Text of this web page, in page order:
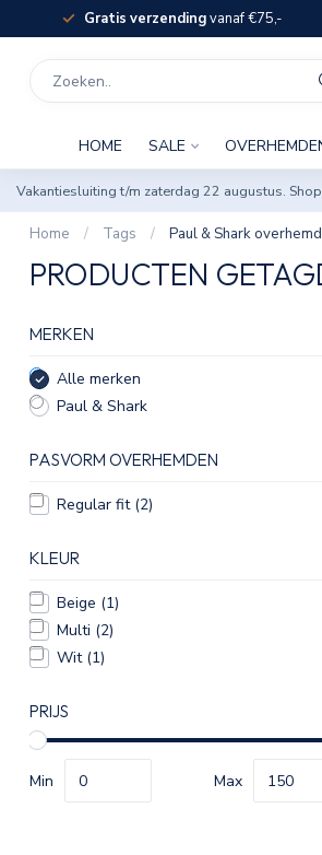
Gratis verzendingvanaf €75,-
HOME SALE
Vakantiesluiting t/m zaterdag 22 augustus.
Home / Tags / Paul & Shark
PRODUCTEN
MERKEN
Alle merken
Paul & Shark
PASVORM OVERHEMDEN
Regular fit (2)
KLEUR
Beige (1)
Multi (2)
Wit (1)
PRIJS
Min Max